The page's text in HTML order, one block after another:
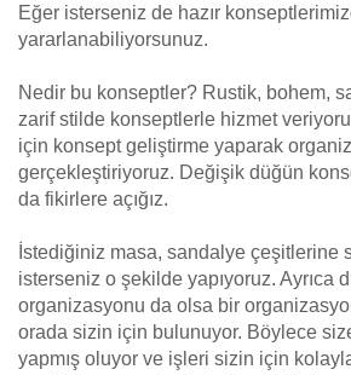
Eğer isterseniz de hazır
yararlanabiliyorsunuz.
Nedir bu konseptler? Rustik, bohem,
zarif stilde konseptlerle hizmet
için konsept geliştirme yaparak
gerçekleştiriyoruz. Değişik düğün
da fikirlere açığız.
İstediğiniz masa, sandalye çeşitlerine
isterseniz o şekilde yapıyoruz. Ayrıca
organizasyonu da olsa bir
orada sizin için bulunuyor. Böylece
yapmış oluyor ve işleri sizin için